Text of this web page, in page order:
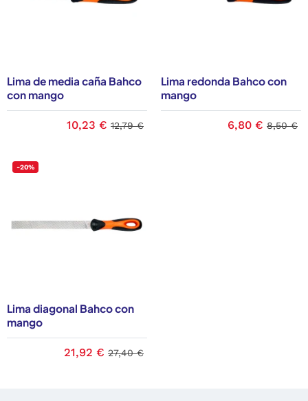
Lima de media caña Bahco
con mango
10,23 € 12,79 €
Lima redonda Bahco con
mango
6,80 € 8,50 €
-20%
Lima diagonal Bahco con
mango
21,92 € 27,40 €